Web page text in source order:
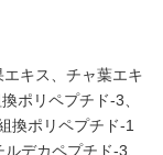
キス、チャ葉エキ
ポリペプチド-3、
換ポリペプチド-1
デカペプチド-3、